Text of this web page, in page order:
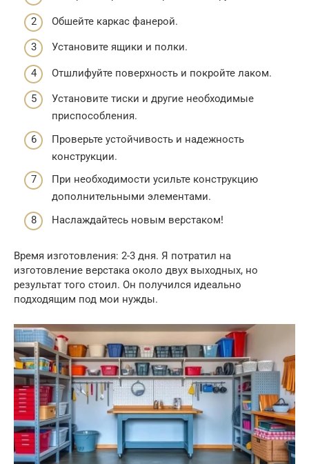
Обшейте каркас фанерой.
Установите ящики и полки.
Отшлифуйте поверхность и покройте лаком.
Установите тиски и другие необходимые
приспособления.
Проверьте устойчивость и надежность
конструкции.
При необходимости усильте конструкцию
дополнительными элементами.
Наслаждайтесь новым верстаком!
Время изготовления: 2-3 дня. Я потратил на
изготовление верстака около двух выходных, но
результат того стоил. Он получился идеально
подходящим под мои нужды.